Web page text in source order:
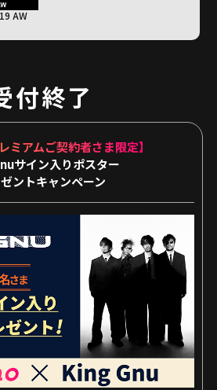
長期ご不在】【転居による住所変更】な
ない場合、当選が無効となる場合がござ
期は前後する場合がございます。あらか
必ずお読みください）
していることが判明した場合、および公
ドコモ（以下、当社）が判断した場合、本
は無効となります。
り有効です。同一人物による複数回の応募
内容を抽選の対象といたします。また、
不正応募が発覚した場合、本特典の応
合がございます。
たさなくなった場合、ご応募・当選が無
AW
付終了
ミアムご契約者さま限定】
サイン入りポスター
ントキャンペーン